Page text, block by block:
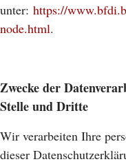
unter: https://
node.html.
Zwecke der
Stelle und Dritte
Wir verarbeiten Ihre
dieser